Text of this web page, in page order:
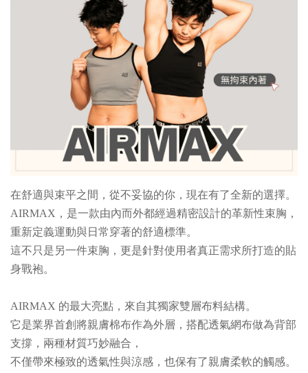
在舒適與束平之間，從不妥協的你，現在有了全新的選擇。
AIRMAX，是一款由內而外都經過精密設計的革新性束胸，
重新定義運動與日常穿著的舒適標準。
這不只是另一件束胸，更是針對使用者真正需求所打造的貼
身戰袍。
AIRMAX 的最大亮點，來自其獨家雙層布料結構。
它是業界首創將親膚棉布作為外層，搭配透氣網布做為背部
支撐，兩種材質巧妙融合，
不僅帶來極致的透氣性與涼感，也保有了親膚柔軟的觸感。